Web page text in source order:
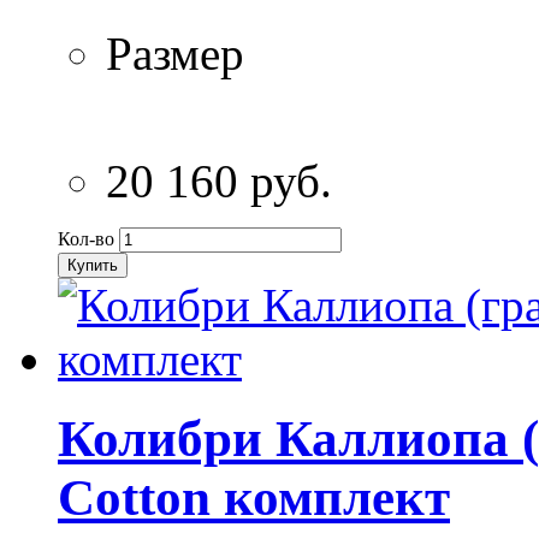
Размер
20 160 руб.
Кол-во
Купить
Колибри Каллиопа
Cotton комплект